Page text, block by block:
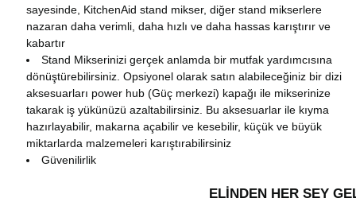
sayesinde, KitchenAid stand mikser, diğer stand mikserlere
nazaran daha verimli, daha hızlı ve daha hassas karıştırır ve
kabartır
Stand Mikserinizi gerçek anlamda bir mutfak yardımcısına
dönüştürebilirsiniz. Opsiyonel olarak satın alabileceğiniz bir dizi
aksesuarları power hub (Güç merkezi) kapağı ile mikserinize
takarak iş yükünüzü azaltabilirsiniz. Bu aksesuarlar ile kıyma
hazırlayabilir, makarna açabilir ve kesebilir, küçük ve büyük
miktarlarda malzemeleri karıştırabilirsiniz
Güvenilirlik
ELİNDEN HER ŞEY